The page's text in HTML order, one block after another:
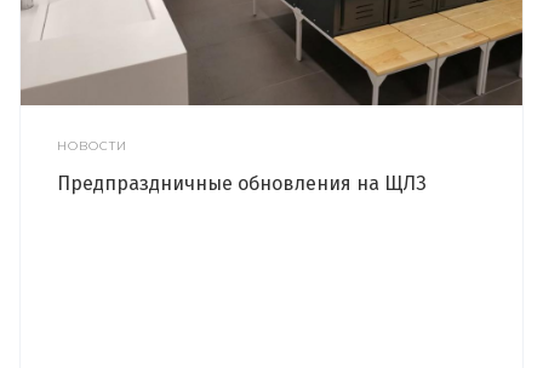
НОВОСТИ
Предпраздничные обновления на ЩЛЗ